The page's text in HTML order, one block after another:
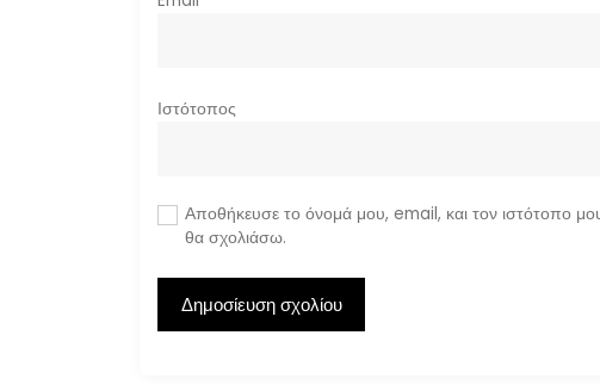
Ιστότοπος
Αποθήκευσε το όνομά μου, email, και τον ιστότοπο
θα σχολιάσω.